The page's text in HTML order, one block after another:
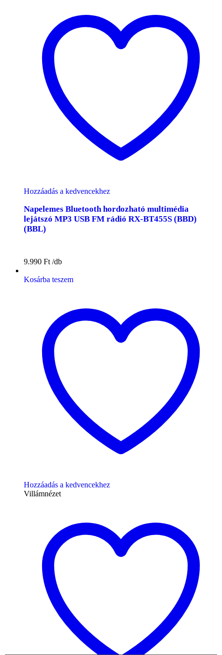
Hozzáadás a kedvencekhez
Napelemes Bluetooth hordozható multimédia
lejátszó MP3 USB FM rádió RX-BT455S (BBD)
(BBL)
9.990 Ft
Kosárba teszem
Hozzáadás a kedvencekhez
Villámnézet